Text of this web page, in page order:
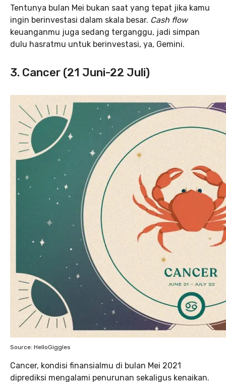
Tentunya bulan Mei bukan saat yang tepat jika kamu
ingin berinvestasi dalam skala besar. Cash flow
keuanganmu juga sedang terganggu, jadi simpan
dulu hasratmu untuk berinvestasi, ya, Gemini.
3. Cancer (21 Juni-22 Juli)
Source: HelloGiggles
Cancer, kondisi finansialmu di bulan Mei 2021
diprediksi mengalami penurunan sekaligus kenaikan.